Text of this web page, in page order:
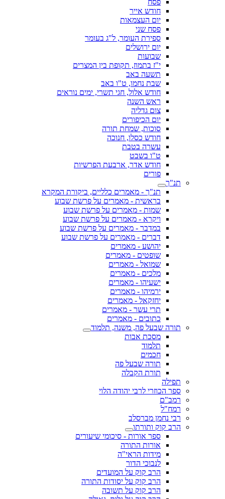
פסח
חודש אייר
יום העצמאות
פסח שני
ספירת העומר, ל"ג בעומר
יום ירושלים
שבועות
י"ז בתמוז, תקופת בין המצרים
תשעה באב
שבת נחמו, ט"ו באב
חודש אלול, חגי תשרי, ימים נוראים
ראש השנה
צום גדליה
יום הכיפורים
סוכות, שמחת תורה
חודש כסלו, חנוכה
עשרה בטבת
ט"ו בשבט
חודש אדר, ארבעת הפרשיות
פורים
תנ"ך
תנ"ך - מאמרים כלליים, ביקורת המקרא
בראשית - מאמרים על פרשת שבוע
שמות - מאמרים על פרשת שבוע
ויקרא - מאמרים על פרשת שבוע
במדבר - מאמרים על פרשת שבוע
דברים - מאמרים על פרשת שבוע
יהושע - מאמרים
שופטים - מאמרים
שמואל - מאמרים
מלכים - מאמרים
ישעיהו - מאמרים
ירמיהו - מאמרים
יחזקאל - מאמרים
תרי עשר - מאמרים
כתובים - מאמרים
תורה שבעל פה, משנה, תלמוד
מסכת אבות
תלמוד
חכמים
תורה שבעל פה
תורת הקבלה
תפילה
ספר הכוזרי לרבי יהודה הלוי
רמב"ם
רמח"ל
רבי נחמן מברסלב
הרב קוק ותורתו
ספר אורות - סיכומי שיעורים
אורות התורה
מידות הראי"ה
לנבוכי הדור
הרב קוק על המועדים
הרב קוק על יסודות התורה
הרב קוק על תשובה